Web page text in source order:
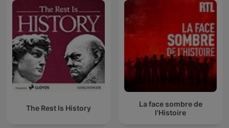
The Rest Is History
La face sombre de
l'Histoire